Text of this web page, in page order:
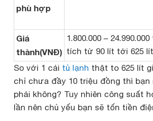
phù hợp
Giá
thành(VNĐ)
1.800.000 –
tích từ 90 lít tới 625 lít
So với 1 cái tủ lạnh thật to 625 lít
chỉ chưa đầy 10 triệu đồng thì
phải không? Tuy nhiên công suất
lần nên chủ yếu bạn sẽ tốn tiền